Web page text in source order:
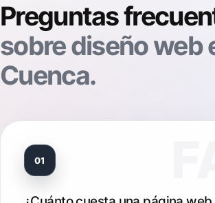
Preguntas
sobre diseño web
Cuenca.
01